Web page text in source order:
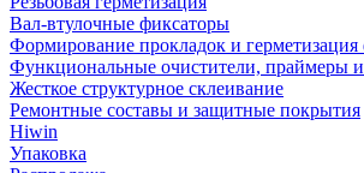
Вал-втулочные фиксаторы
Формирование прокладок и герметизация
Функциональные очистители, праймеры
Жесткое структурное склеивание
Ремонтные составы и защитные покрытия
Hiwin
Упаковка